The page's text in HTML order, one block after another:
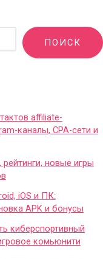
ПОИСК
affiliate-
каналы, CPA-сети и
новые игры
iOS и ПК:
APK и бонусы
киберспортивный
комьюнити